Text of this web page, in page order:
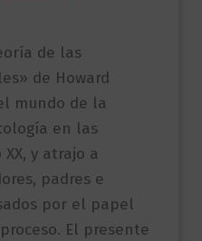
de las
de Howard
mundo de la
en las
y atrajo a
padres e
por el papel
El presente